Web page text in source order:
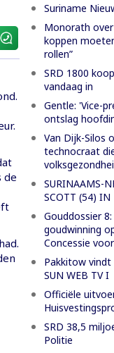
de
Suriname
Monorath over
koppen
rollen”
SRD 1800
vandaag in
Gentle: 'Vice-
ontslag
Van Dijk-Silos
technocraat
SURINAAMS-
SCOTT (54) IN
Gouddossier
goudwinning
Concessie
Pakkitow vindt
SUN WEB TV I
Officiële
SRD 38,5
Politie